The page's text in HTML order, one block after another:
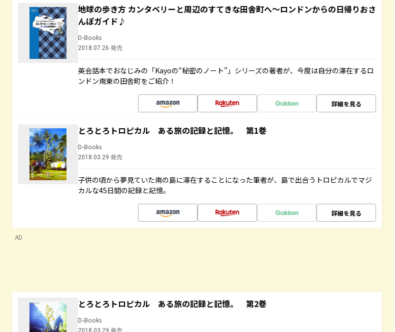
地球の歩き方 カンタベリーと周辺のすてきな田舎町へ～ロンドンからの日帰りおさ
んぽガイド♪
D-Books
2018.07.26 発売
英会話本でおなじみの「Kayoの“秘密のノート”」シリーズの著者が、今度は自分の滞在するロ
ンドン南東の田舎町をご紹介！
詳細を見る
とろとろトロピカル ある旅の記録と記憶。 第1巻
D-Books
2018.03.29 発売
子供の頃から夢見ていた南の島に滞在することになった筆者が、島で出合うトロピカルでマジ
カルな45日間の記録と記憶。
詳細を見る
AD
とろとろトロピカル ある旅の記録と記憶。 第2巻
D-Books
2018.03.29 発売